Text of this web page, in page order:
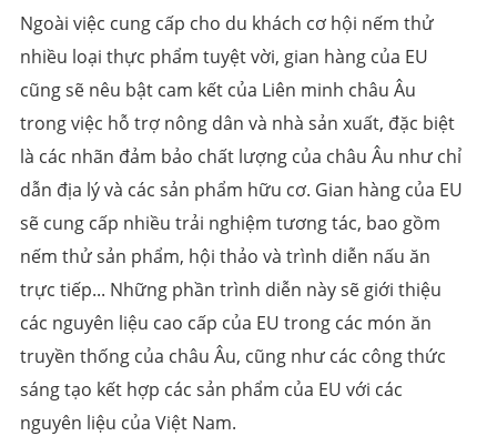
Ngoài việc cung cấp cho du khách cơ hội nếm thử
nhiều loại thực phẩm tuyệt vời, gian hàng của EU
cũng sẽ nêu bật cam kết của Liên minh châu Âu
trong việc hỗ trợ nông dân và nhà sản xuất, đặc biệt
là các nhãn đảm bảo chất lượng của châu Âu như chỉ
dẫn địa lý và các sản phẩm hữu cơ. Gian hàng của EU
sẽ cung cấp nhiều trải nghiệm tương tác, bao gồm
nếm thử sản phẩm, hội thảo và trình diễn nấu ăn
trực tiếp... Những phần trình diễn này sẽ giới thiệu
các nguyên liệu cao cấp của EU trong các món ăn
truyền thống của châu Âu, cũng như các công thức
sáng tạo kết hợp các sản phẩm của EU với các
nguyên liệu của Việt Nam.